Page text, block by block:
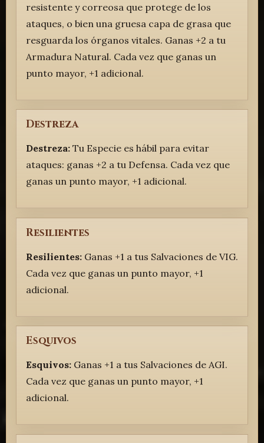
resistente y correosa que protege de los
ataques, o bien una gruesa capa de grasa que
resguarda los órganos vitales. Ganas +2 a tu
Armadura Natural. Cada vez que ganas un
punto mayor, +1 adicional.
Destreza
Destreza:Tu Especie es hábil para evitar
ataques: ganas +2 a tu Defensa. Cada vez que
ganas un punto mayor, +1 adicional.
Resilientes
Resilientes:Ganas +1 a tus Salvaciones de VIG.
Cada vez que ganas un punto mayor, +1
adicional.
Esquivos
Esquivos:Ganas +1 a tus Salvaciones de AGI.
Cada vez que ganas un punto mayor, +1
adicional.